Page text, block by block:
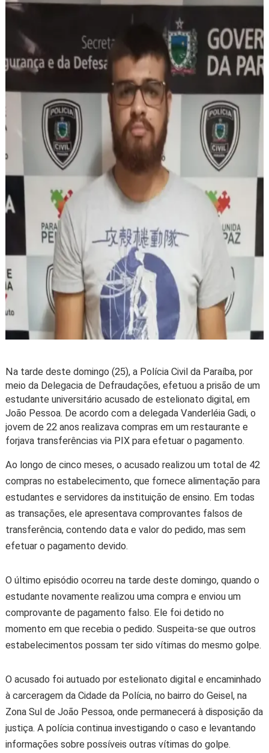
Na tarde deste domingo (25), a Polícia Civil da Paraíba, por
meio da Delegacia de Defraudações, efetuou a prisão de um
estudante universitário acusado de estelionato digital, em
João Pessoa. De acordo com a delegada Vanderléia Gadi, o
jovem de 22 anos realizava compras em um restaurante e
forjava transferências via PIX para efetuar o pagamento.
Ao longo de cinco meses, o acusado realizou um total de 42
compras no estabelecimento, que fornece alimentação para
estudantes e servidores da instituição de ensino. Em todas
as transações, ele apresentava comprovantes falsos de
transferência, contendo data e valor do pedido, mas sem
efetuar o pagamento devido.
O último episódio ocorreu na tarde deste domingo, quando o
estudante novamente realizou uma compra e enviou um
comprovante de pagamento falso. Ele foi detido no
momento em que recebia o pedido. Suspeita-se que outros
estabelecimentos possam ter sido vítimas do mesmo golpe.
O acusado foi autuado por estelionato digital e encaminhado
à carceragem da Cidade da Polícia, no bairro do Geisel, na
Zona Sul de João Pessoa, onde permanecerá à disposição da
justiça. A polícia continua investigando o caso e levantando
informações sobre possíveis outras vítimas do golpe.